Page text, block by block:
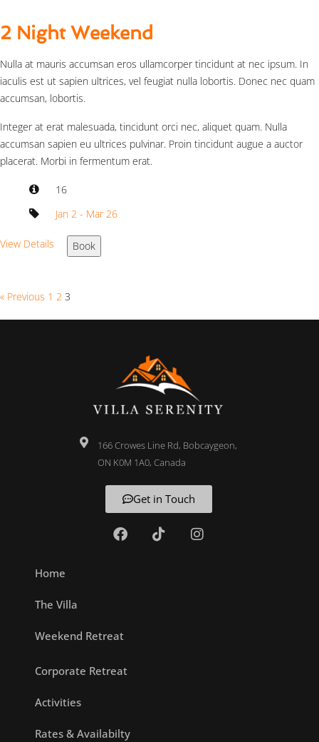
2 Night Weekend
Nulla at mauris accumsan eros ullamcorper tincidunt at nec ipsum. In
iaculis est ut sapien ultrices, vel feugiat nulla lobortis. Donec nec quam
accumsan, lobortis.
Integer at erat malesuada, tincidunt orci nec, aliquet quam. Nulla
accumsan sapien eu ultrices pulvinar. Proin tincidunt augue a auctor
placerat. Morbi in fermentum erat.
16
Jan 2 - Mar 26
View Details Book
« Previous 1 2 3
166 Crowes Line Rd, Bobcaygeon,
ON K0M 1A0, Canada
Get in Touch
Home
The Villa
Weekend Retreat
Corporate Retreat
Activities
Rates & Availabilty